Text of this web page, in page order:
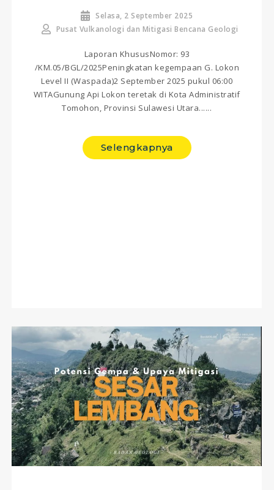
Selasa, 2 September 2025
Pusat Vulkanologi dan Mitigasi Bencana Geologi
Laporan KhususNomor: 93
/KM.05/BGL/2025Peningkatan kegempaan G. Lokon
Level II (Waspada)2 September 2025 pukul 06:00
WITAGunung Api Lokon teretak di Kota Administratif
Tomohon, Provinsi Sulawesi Utara......
Selengkapnya